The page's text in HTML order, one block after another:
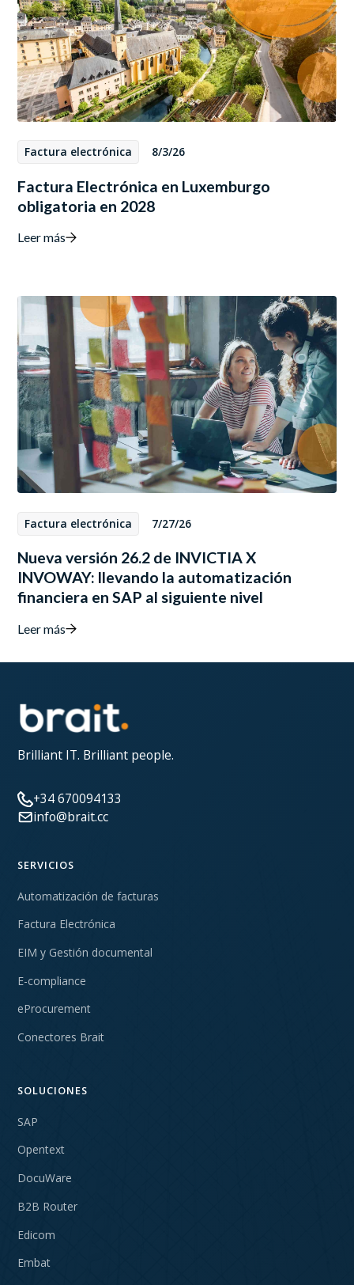
Factura electrónica 8/3/26
Factura Electrónica en Luxemburgo
obligatoria en 2028
Leer más
Factura electrónica 7/27/26
Nueva versión 26.2 de INVICTIA X
INVOWAY: llevando la automatización
financiera en SAP al siguiente nivel
Leer más
Brilliant IT. Brilliant people.
+34 670094133
info@brait.cc
SERVICIOS
Automatización de facturas
Factura Electrónica
EIM y Gestión documental
E-compliance
eProcurement
Conectores Brait
SOLUCIONES
SAP
Opentext
DocuWare
B2B Router
Edicom
Embat